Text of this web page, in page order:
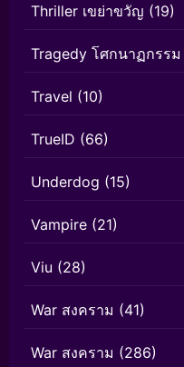
Thriller เขย่าขวัญ (19)
Tragedy โศกนาฏกรรม
Travel (10)
TrueID (66)
Underdog (15)
Vampire (21)
Viu (28)
War สงคราม (41)
War สงคราม (286)